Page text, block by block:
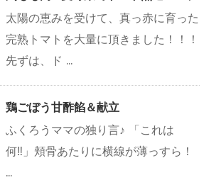
太陽の恵みを受けて、真っ赤に育った
完熟トマトを大量に頂きました！！！
先ずは、ド ...
鶏ごぼう甘酢餡＆献立
ふくろうママの独り言♪ 「これは
何‼」頬骨あたりに横線が薄っすら！
...